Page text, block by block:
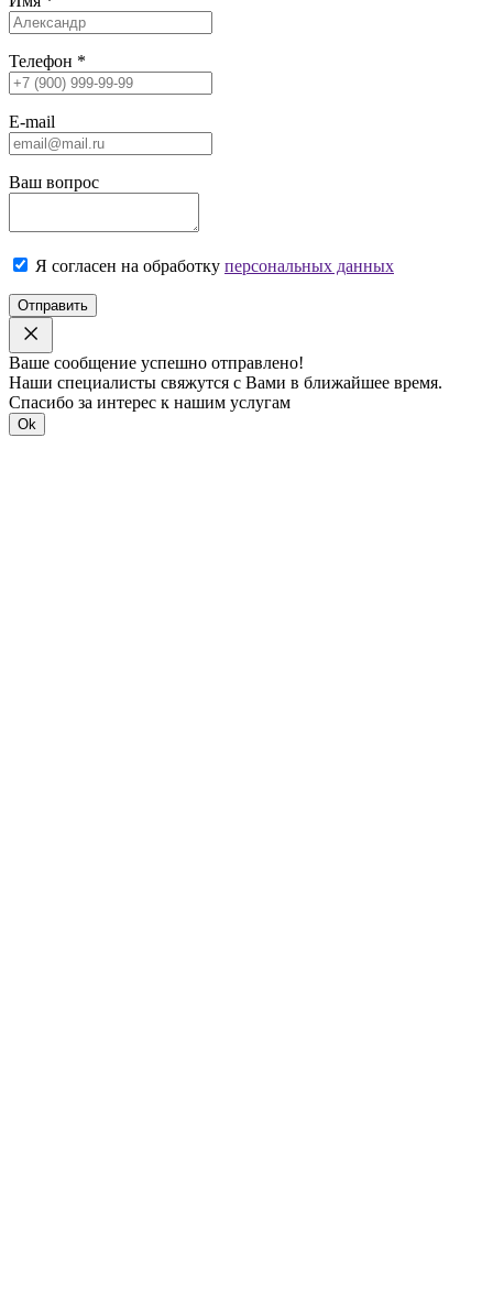
Телефон *
E-mail
Ваш вопрос
Я согласен на обработку персональных данных
Отправить
Ваше сообщение успешно отправлено!
Наши специалисты свяжутся с Вами в ближайшее время.
Спасибо за интерес к нашим услугам
Ok